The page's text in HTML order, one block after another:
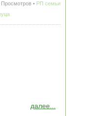
Просмотров • РП семьи
далее...